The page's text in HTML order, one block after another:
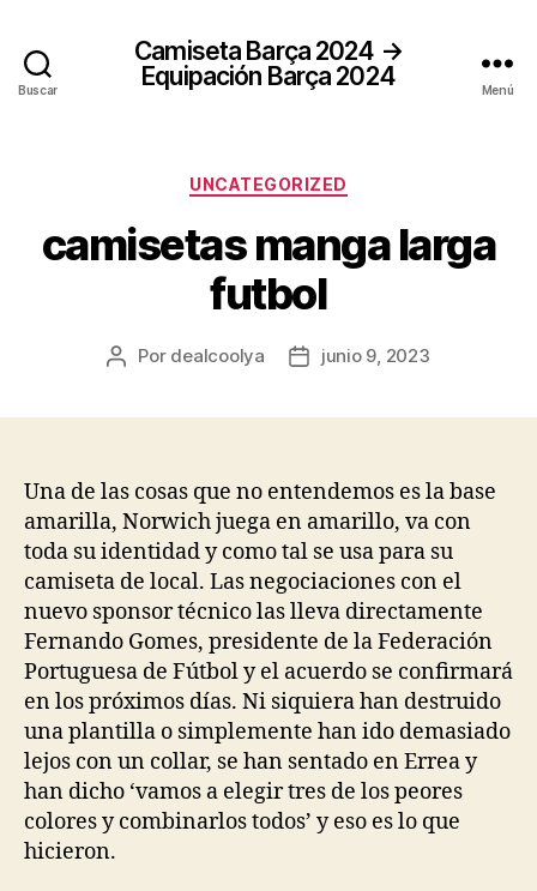
Buscar
Camiseta Barça 2024 →
Equipación Barça 2024
Menú
Categorías
UNCATEGORIZED
camisetas manga larga
futbol
Autor
Por dealcoolya
Fechajunio 9, 2023
Una de las cosas que no entendemos es la base
amarilla, Norwich juega en amarillo, va con
toda su identidad y como tal se usa para su
camiseta de local. Las negociaciones con el
nuevo sponsor técnico las lleva directamente
Fernando Gomes, presidente de la Federación
Portuguesa de Fútbol y el acuerdo se confirmará
en los próximos días. Ni siquiera han destruido
una plantilla o simplemente han ido demasiado
lejos con un collar, se han sentado en Errea y
han dicho ‘vamos a elegir tres de los peores
colores y combinarlos todos’ y eso es lo que
hicieron.